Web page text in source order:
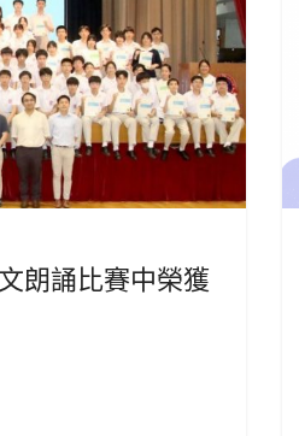
朗誦比賽中榮獲